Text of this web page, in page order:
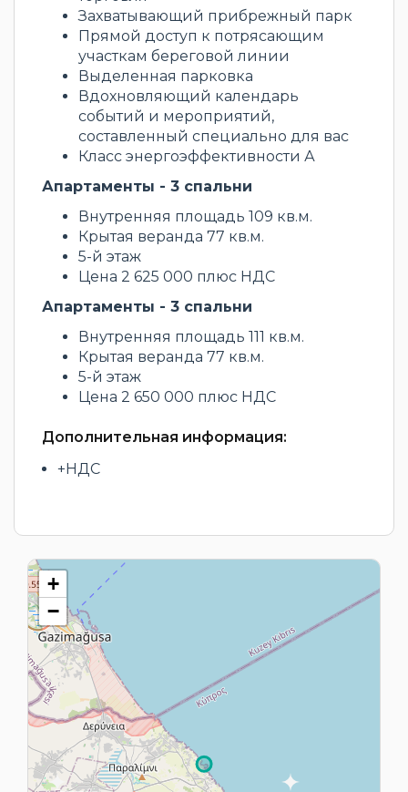
Захватывающий прибрежный парк
Прямой доступ к потрясающим
участкам береговой линии
Выделенная парковка
Вдохновляющий календарь
событий и мероприятий,
составленный специально для вас
Класс энергоэффективности А
Апартаменты - 3 спальни
Внутренняя площадь 109 кв.м.
Крытая веранда 77 кв.м.
5-й этаж
Цена 2 625 000 плюс НДС
Апартаменты - 3 спальни
Внутренняя площадь 111 кв.м.
Крытая веранда 77 кв.м.
5-й этаж
Цена 2 650 000 плюс НДС
Дополнительная информация:
+НДС
+
−